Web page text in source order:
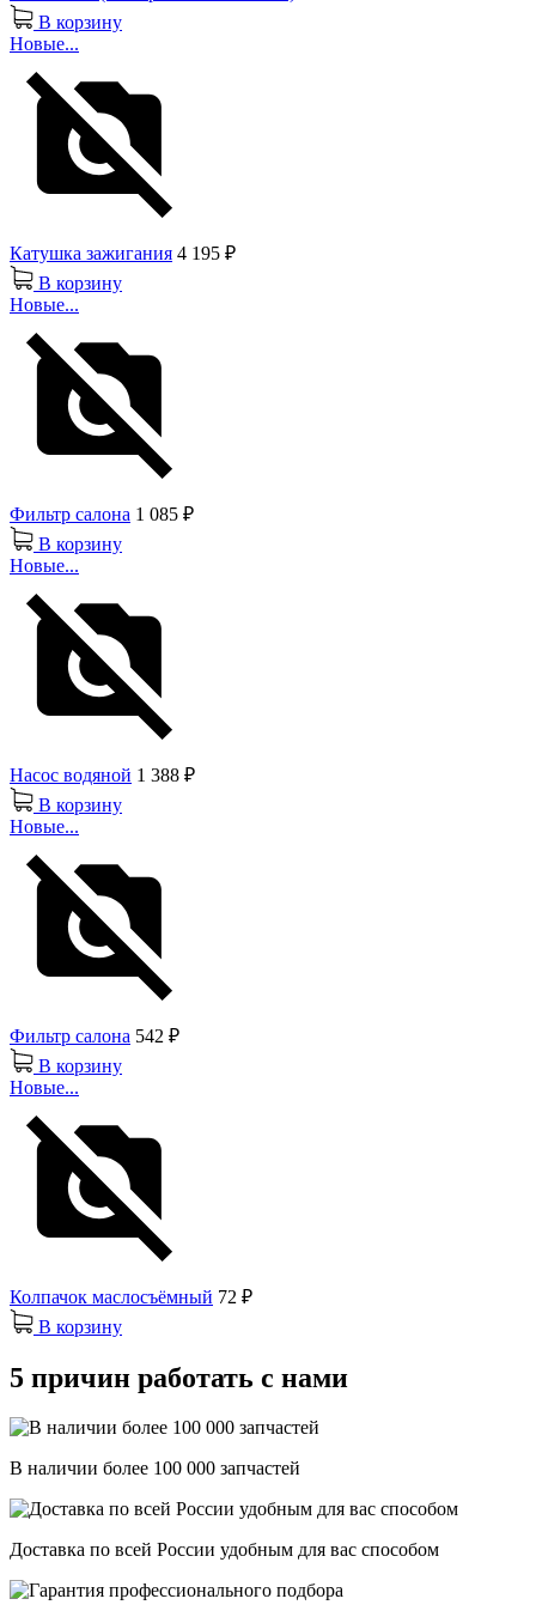
В корзину
Новые...
Катушка зажигания 4 195 ₽
В корзину
Новые...
Фильтр салона 1 085 ₽
В корзину
Новые...
Насос водяной 1 388 ₽
В корзину
Новые...
Фильтр салона 542 ₽
В корзину
Новые...
Колпачок маслосъёмный 72 ₽
В корзину
5 причин работать с нами
В наличии более 100 000 запчастей
Доставка по всей России удобным для вас способом